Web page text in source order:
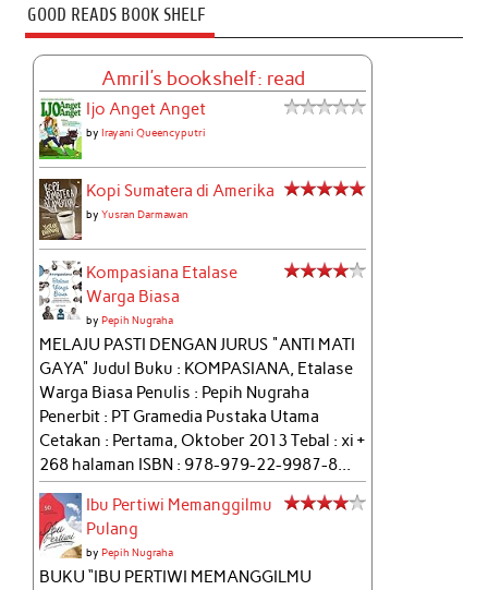
GOOD READS BOOK SHELF
Amril's bookshelf: read
Ijo Anget Anget
byIrayani Queencyputri
Kopi Sumatera di Amerika
byYusran Darmawan
Kompasiana Etalase
Warga Biasa
byPepih Nugraha
MELAJU PASTI DENGAN JURUS "ANTI MATI
GAYA" Judul Buku : KOMPASIANA, Etalase
Warga Biasa Penulis : Pepih Nugraha
Penerbit : PT Gramedia Pustaka Utama
Cetakan : Pertama, Oktober 2013 Tebal : xi +
268 halaman ISBN : 978-979-22-9987-8...
Ibu Pertiwi Memanggilmu
Pulang
byPepih Nugraha
BUKU “IBU PERTIWI MEMANGGILMU